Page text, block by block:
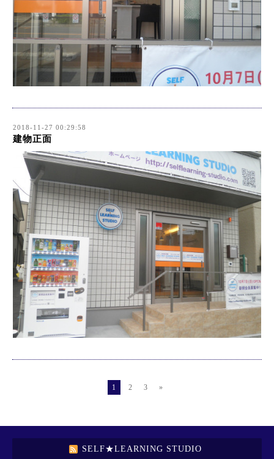
2018-11-27 00:29:58
建物正面
1 2 3 »
SELF★LEARNING STUDIO